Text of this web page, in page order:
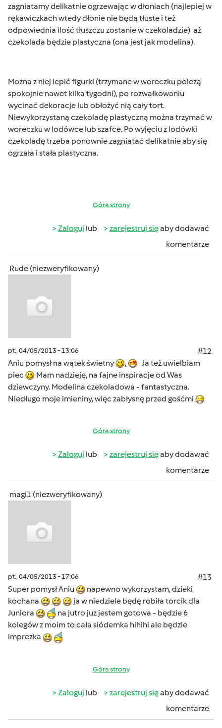
zagniatamy delikatnie ogrzewając w dłoniach (najlepiej w
rękawiczkach wtedy dłonie nie będą tłuste i też
odpowiednia ilość tłuszczu zostanie w czekoladzie) aż
czekolada będzie plastyczna (ona jest jak modelina).
Można z niej lepić figurki (trzymane w woreczku poleżą
spokojnie nawet kilka tygodni), po rozwałkowaniu
wycinać dekoracje lub obłożyć nią cały tort.
Niewykorzystaną czekoladę plastyczną można trzymać w
woreczku w lodówce lub szafce. Po wyjęciu z lodówki
czekoladę trzeba ponownie zagniatać delikatnie aby się
ogrzała i stała plastyczna.
Góra strony
Zaloguj lub zarejestruj sięaby dodawać
komentarze
Rude (niezweryfikowany)
pt., 04/05/2013 - 13:06
#12
Aniu pomysł na wątek świetny
,
Ja też uwielbiam
piec
Mam nadzieję, na fajne inspiracje od Was
dziewczyny. Modelina czekoladowa - fantastyczna.
Niedługo moje imieniny, więc zabłysnę przed gośćmi
Góra strony
Zaloguj lub zarejestruj sięaby dodawać
komentarze
magi1 (niezweryfikowany)
pt., 04/05/2013 - 17:06
#13
Super pomysł Aniu
napewno wykorzystam, dzieki
kochana
ja w niedziele będę robiła torcik dla
Juniora
na jutro juz jestem gotowa - będzie 6
kolegów z moim to cała siódemka hihihi ale będzie
imprezka
Góra strony
Zaloguj lub zarejestruj sięaby dodawać
komentarze